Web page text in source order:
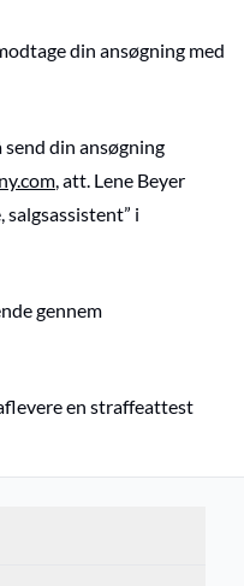
din ansøgning med
send din ansøgning
, att. Lene Beyer
i
gennem
en straffeattest